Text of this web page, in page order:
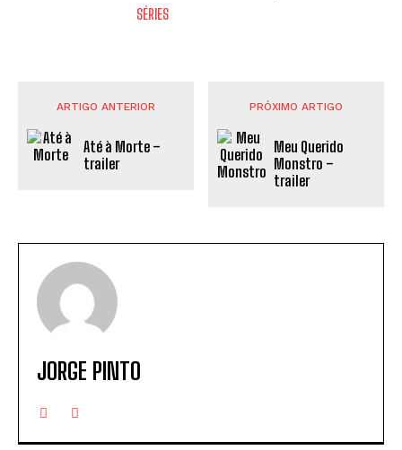
SÉRIES
ARTIGO ANTERIOR
Até à Morte –
trailer
PRÓXIMO ARTIGO
Meu Querido
Monstro –
trailer
JORGE PINTO